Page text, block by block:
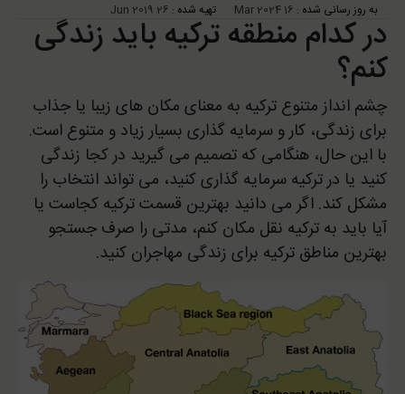
به‌ روز رسانی شده : 16 Mar 2024 تهیه شده : 26 Jun 2019
در کدام منطقه ترکیه باید زندگی
کنم؟
چشم انداز متنوع ترکیه به معنای مکان های زیبا یا جذاب
برای زندگی، کار و سرمایه گذاری بسیار زیاد و متنوع است.
با این حال، هنگامی که تصمیم می گیرید در کجا زندگی
کنید یا در ترکیه سرمایه گذاری کنید، می تواند انتخاب را
مشکل کند. اگر می دانید بهترین قسمت ترکیه کجاست یا
آیا باید به ترکیه نقل مکان کنم، مدتی را صرف جستجو
بهترین مناطق ترکیه برای زندگی مهاجران کنید.